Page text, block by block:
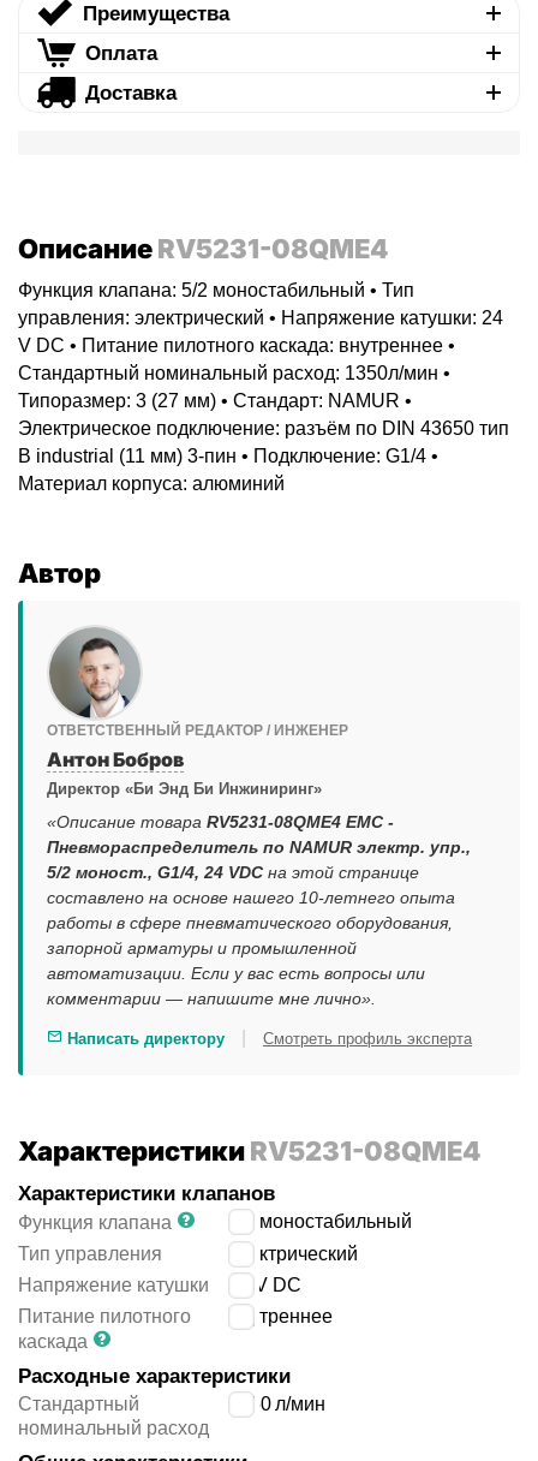
Преимущества
Оплата
Доставка
ОписаниеRV5231-08QME4
Функция клапана: 5/2 моностабильный • Тип
управления: электрический • Напряжение катушки: 24
V DC • Питание пилотного каскада: внутреннее •
Стандартный номинальный расход: 1350л/мин •
Типоразмер: 3 (27 мм) • Стандарт: NAMUR •
Электрическое подключение: разъём по DIN 43650 тип
B industrial (11 мм) 3-пин • Подключение: G1/4 •
Материал корпуса: алюминий
Автор
ОТВЕТСТВЕННЫЙ РЕДАКТОР / ИНЖЕНЕР
Антон Бобров
Директор «Би Энд Би Инжиниринг»
«Описание товара RV5231-08QME4 EMC -
Пневмораспределитель по NAMUR электр. упр.,
5/2 моност., G1/4, 24 VDC на этой странице
составлено на основе нашего 10-летнего опыта
работы в сфере пневматического оборудования,
запорной арматуры и промышленной
автоматизации. Если у вас есть вопросы или
комментарии — напишите мне лично».
Написать директору Смотреть профиль эксперта
ХарактеристикиRV5231-08QME4
Характеристики клапанов
Функция клапана
5/2 моностабильный
Тип управления
электрический
Напряжение катушки
24 V DC
Питание пилотного
каскада
внутреннее
Расходные характеристики
Стандартный
номинальный расход
1350 л/мин